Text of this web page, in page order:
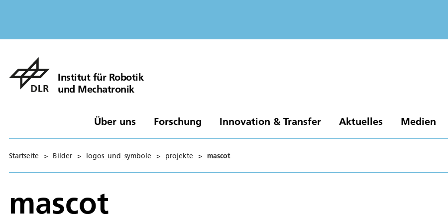
Institut für Robotik
und Mechatronik
Über uns Forschung Innovation & Transfer Aktuelles Medien
Startseite > Bilder > logos_und_symbole > projekte > mascot
mascot